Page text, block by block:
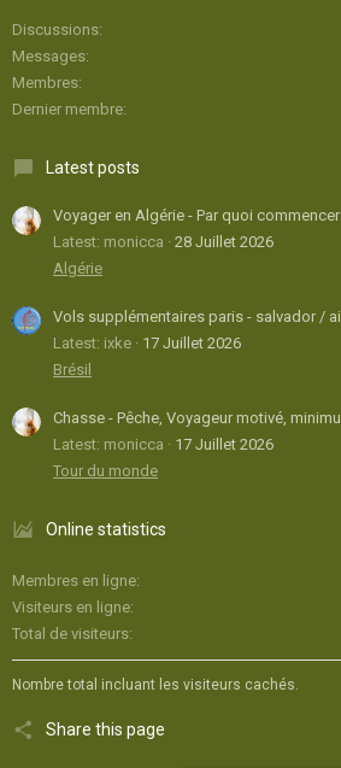
Discussions
Messages
Membres
Dernier membre
Latest posts
Voyager en Algérie - Par quoi commencer
Latest: monicca
28 Juillet 2026
Algérie
Vols supplémentaires paris - salvador /
Latest: ixke
17 Juillet 2026
Brésil
Chasse - Pêche, Voyageur motivé,
Latest: monicca
17 Juillet 2026
Tour du monde
Online statistics
Membres en ligne
Visiteurs en ligne
Total de visiteurs
Nombre total incluant les visiteurs cachés.
Share this page